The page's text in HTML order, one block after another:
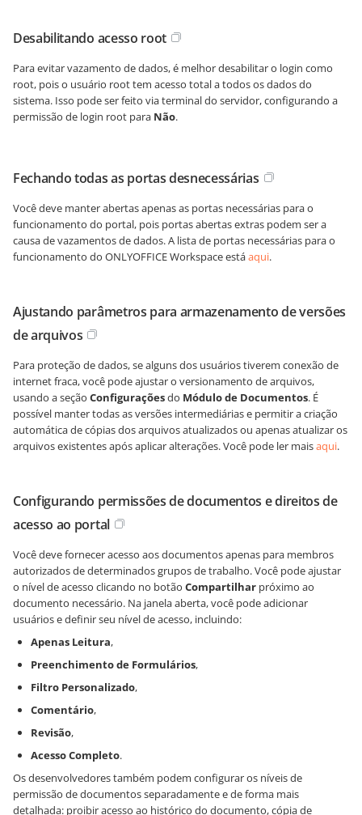
Desabilitando acesso root
Para evitar vazamento de dados, é melhor desabilitar o login como
root, pois o usuário root tem acesso total a todos os dados do
sistema. Isso pode ser feito via terminal do servidor, configurando a
permissão de login root para Não.
Fechando todas as portas desnecessárias
Você deve manter abertas apenas as portas necessárias para o
funcionamento do portal, pois portas abertas extras podem ser a
causa de vazamentos de dados. A lista de portas necessárias para o
funcionamento do ONLYOFFICE Workspace estáaqui.
Ajustando parâmetros para armazenamento de versões
de arquivos
Para proteção de dados, se alguns dos usuários tiverem conexão de
internet fraca, você pode ajustar o versionamento de arquivos,
usando a seção Configuraçõesdo Módulo de Documentos. É
possível manter todas as versões intermediárias e permitir a criação
automática de cópias dos arquivos atualizados ou apenas atualizar os
arquivos existentes após aplicar alterações. Você pode ler maisaqui.
Configurando permissões de documentos e direitos de
acesso ao portal
Você deve fornecer acesso aos documentos apenas para membros
autorizados de determinados grupos de trabalho. Você pode ajustar
o nível de acesso clicando no botão Compartilhar próximo ao
documento necessário. Na janela aberta, você pode adicionar
usuários e definir seu nível de acesso, incluindo:
Apenas Leitura,
Preenchimento de Formulários,
Filtro Personalizado,
Comentário,
Revisão,
Acesso Completo.
Os desenvolvedores também podem configurar os níveis de
permissão de documentos separadamente e de forma mais
detalhada: proibir acesso ao histórico do documento, cópia de